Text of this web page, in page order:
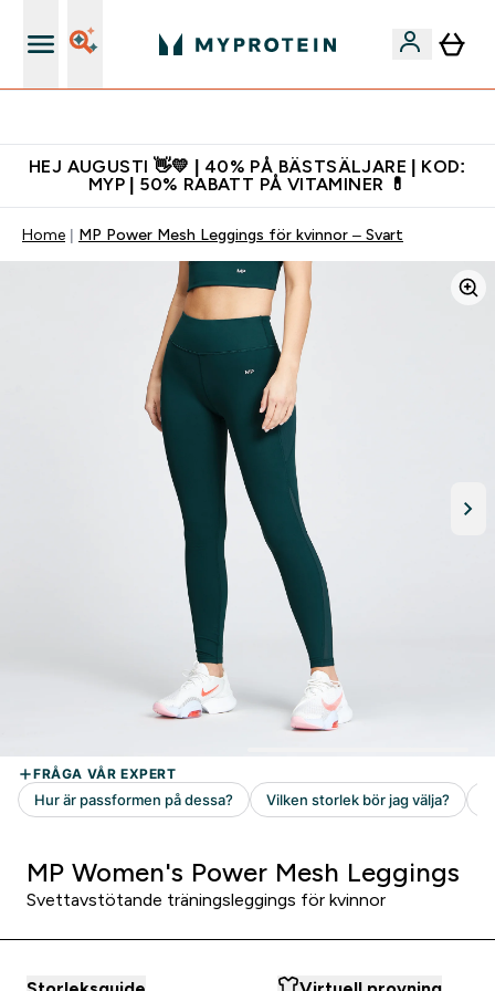
HEJ AUGUSTI 👋💛 | 40% PÅ BÄSTSÄLJARE | KOD:
MYP | 50% RABATT PÅ VITAMINER 💊
Home MP Power Mesh Leggings för kvinnor – Svart
MP Women's Power Mesh Leggings
Svettavstötande träningsleggings för kvinnor